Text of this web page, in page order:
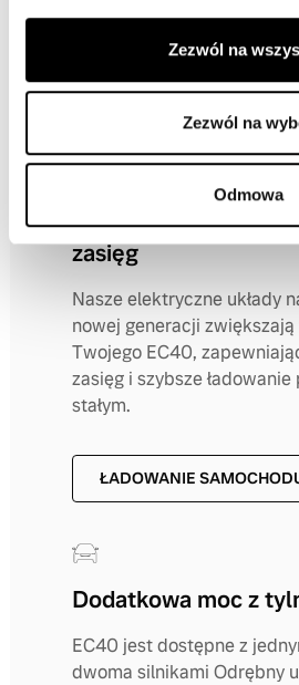
Zezwól na
Zezwól na
Odmowa
to w pełni elektrycznym
ODKRYJ
Krótsze ładowanie,
zasięg
Nasze elektryczne układy
nowej generacji
Twojego EC40,
zasięg i szybsze ładowanie
stałym.
ŁADOWANIE
Dodatkowa moc z
EC40 jest dostępne z
dwoma silnikami Odrębny